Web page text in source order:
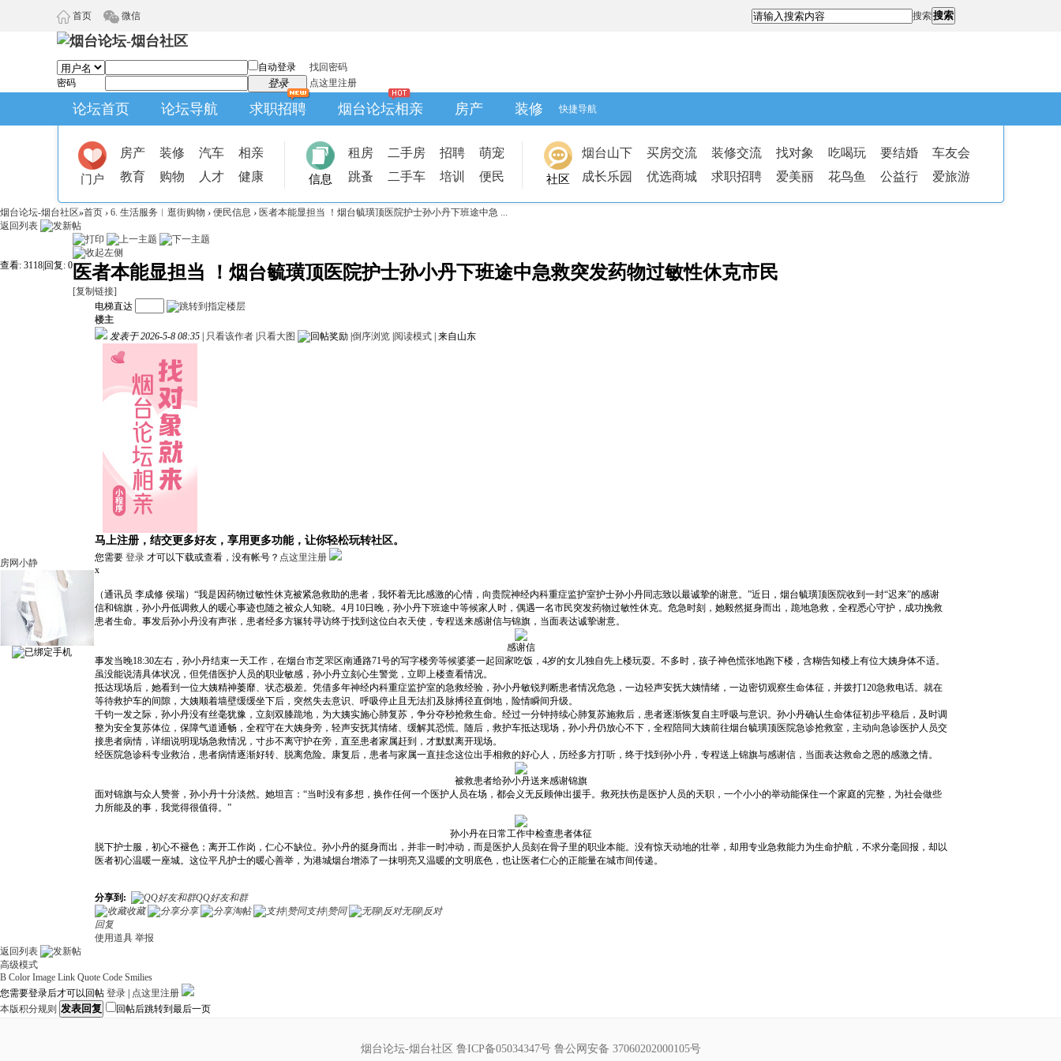
首页 微信 搜索搜索
自动登录
找回密码
密码
登录 点这里注册
论坛首页 论坛导航 求职招聘 烟台论坛相亲 房产 装修 快捷导航
门户
房产 装修 汽车
相亲
教育
购物 人才 健康 信息
租房 二手房 招聘
萌宠
跳蚤
二手车 培训 便民 社区
烟台山下 买房交流 装修交流 找对象 吃喝玩 要结婚
车友会
成长乐园
优选商城 求职招聘 爱美丽 花鸟鱼 公益行 爱旅游
烟台论坛-烟台社区»首页 › 6. 生活服务︱逛街购物 › 便民信息 › 医者本能显担当 ！烟台毓璜顶医院护士孙小丹下班途中急 ...
返回列表
查看: 3118 回复: 0 医者本能显担当 ！烟台毓璜顶医院护士孙小丹下班途中急救突发药物过敏性休克市民
[复制链接]
房网小静
电梯直达
楼主
发表于 2026-5-8 08:35
只看该作者 只看大图 倒序浏览 阅读模式 来自山东
马上注册，结交更多好友，享用更多功能，让你轻松玩转社区。
您需要 登录 才可以下载或查看，没有帐号？ 点这里注册
x
（通讯员 李成修 侯瑞）“我是因药物过敏性休克被紧急救助的患者，我怀着无比感激的心情，向贵院神经内科重症监护室护士孙小丹同志致以最诚挚的谢意。”近日，烟台毓璜顶医院收到一封“迟来”的感谢
信和锦旗，孙小丹低调救人的暖心事迹也随之被众人知晓。4月10日晚，孙小丹下班途中等候家人时，偶遇一名市民突发药物过敏性休克。危急时刻，她毅然挺身而出，跪地急救，全程悉心守护，成功挽救
患者生命。事发后孙小丹没有声张，患者经多方辗转寻访终于找到这位白衣天使，专程送来感谢信与锦旗，当面表达诚挚谢意。
感谢信
事发当晚18:30左右，孙小丹结束一天工作，在烟台市芝罘区南通路71号的写字楼旁等候婆婆一起回家吃饭，4岁的女儿独自先上楼玩耍。不多时，孩子神色慌张地跑下楼，含糊告知楼上有位大姨身体不适。
虽没能说清具体状况，但凭借医护人员的职业敏感，孙小丹立刻心生警觉，立即上楼查看情况。
抵达现场后，她看到一位大姨精神萎靡、状态极差。凭借多年神经内科重症监护室的急救经验，孙小丹敏锐判断患者情况危急，一边轻声安抚大姨情绪，一边密切观察生命体征，并拨打120急救电话。就在
等待救护车的间隙，大姨顺着墙壁缓缓坐下后，突然失去意识、呼吸停止且无法扪及脉搏径直倒地，险情瞬间升级。
千钧一发之际，孙小丹没有丝毫犹豫，立刻双膝跪地，为大姨实施心肺复苏，争分夺秒抢救生命。经过一分钟持续心肺复苏施救后，患者逐渐恢复自主呼吸与意识。孙小丹确认生命体征初步平稳后，及时调
整为安全复苏体位，保障气道通畅，全程守在大姨身旁，轻声安抚其情绪、缓解其恐慌。随后，救护车抵达现场，孙小丹仍放心不下，全程陪同大姨前往烟台毓璜顶医院急诊抢救室，主动向急诊医护人员交
接患者病情，详细说明现场急救情况，寸步不离守护在旁，直至患者家属赶到，才默默离开现场。
经医院急诊科专业救治，患者病情逐渐好转、脱离危险。康复后，患者与家属一直挂念这位出手相救的好心人，历经多方打听，终于找到孙小丹，专程送上锦旗与感谢信，当面表达救命之恩的感激之情。
被救患者给孙小丹送来感谢锦旗
面对锦旗与众人赞誉，孙小丹十分淡然。她坦言：“当时没有多想，换作任何一个医护人员在场，都会义无反顾伸出援手。救死扶伤是医护人员的天职，一个小小的举动能保住一个家庭的完整，为社会做些
力所能及的事，我觉得很值得。”
孙小丹在日常工作中检查患者体征
脱下护士服，初心不褪色；离开工作岗，仁心不缺位。孙小丹的挺身而出，并非一时冲动，而是医护人员刻在骨子里的职业本能。没有惊天动地的壮举，却用专业急救能力为生命护航，不求分毫回报，却以
医者初心温暖一座城。这位平凡护士的暖心善举，为港城烟台增添了一抹明亮又温暖的文明底色，也让医者仁心的正能量在城市间传递。
分享到:
QQ好友和群
收藏
分享 淘帖 支持|赞同
无聊|反对
回复
使用道具 举报
返回列表
高级模式
B Color Image Link Quote Code Smilies
您需要登录后才可以回帖 登录
点这里注册
本版积分规则 发表回复 回帖后跳转到最后一页
烟台论坛-烟台社区 鲁ICP备05034347号 鲁公网安备 37060202000105号